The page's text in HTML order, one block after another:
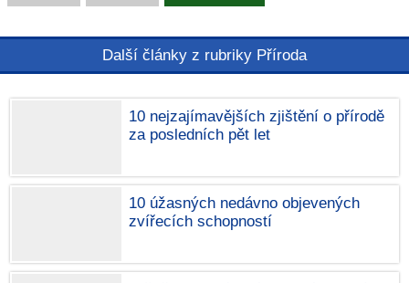
Další články z rubriky Příroda
10 nejzajímavějších zjištění o přírodě
za posledních pět let
10 úžasných nedávno objevených
zvířecích schopností